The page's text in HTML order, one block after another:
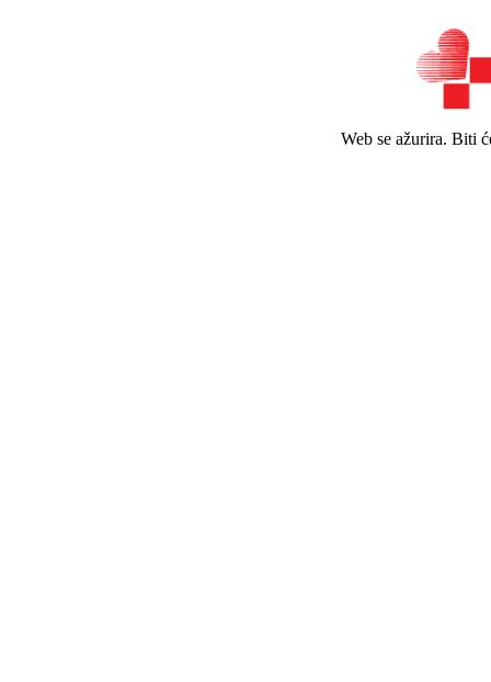
Web se ažurira. Biti